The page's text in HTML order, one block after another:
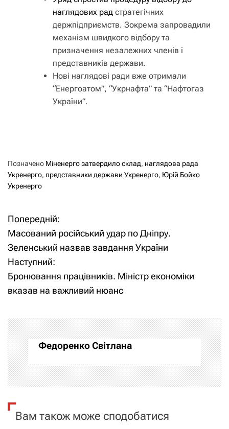
наглядових рад стратегічних
держпідприємств. Зокрема запровадили
механізм швидкого відбору та
призначення незалежних членів і
представників держави.
Нові наглядові ради вже отримали
“Енергоатом”, “Укрнафта” та “Нафтогаз
України”.
Позначено Міненерго затвердило склад, наглядова рада
Укренерго, представники держави Укренерго, Юрій Бойко
Укренерго
Н
а
в
і
а
ц
і
Попередній:
Масований російський удар по Дніпру.
Зеленський назвав завдання України
Наступний:
Бронювання працівників. Міністр економіки
вказав на важливий нюанс
Федоренко Світлана
Вам також може сподобатися